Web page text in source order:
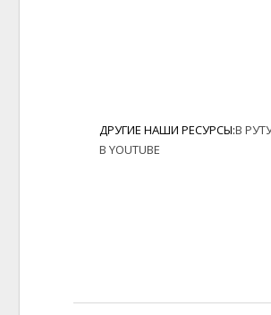
ДРУГИЕ НАШИ РЕСУРСЫ:В
В YOUTUBE